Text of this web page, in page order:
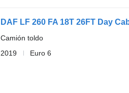
DAF LF 260 FA 18T 26FT Day
Camión toldo
2019
Euro 6